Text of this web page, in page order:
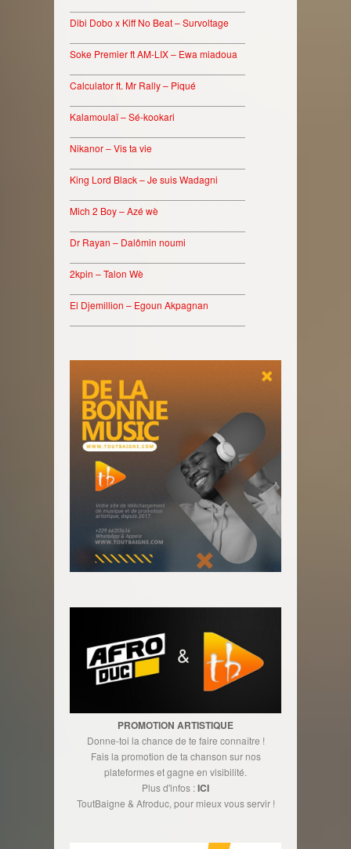
Dibi Dobo x Kiff No Beat – Survoltage
Soke Premier ft AM-LIX – Ewa miadoua
Calculator ft. Mr Rally – Piqué
Kalamoulaï – Sé-kookari
Nikanor – Vis ta vie
King Lord Black – Je suis Wadagni
Mich 2 Boy – Azé wè
Dr Rayan – Dalômin noumi
2kpin – Talon Wè
El Djemillion – Egoun Akpagnan
PROMOTION ARTISTIQUE
Donne-toi la chance de te faire connaître !
Fais la promotion de ta chanson sur nos
plateformes et gagne en visibilité.
Plus d'infos :ICI
ToutBaigne & Afroduc, pour mieux vous servir !